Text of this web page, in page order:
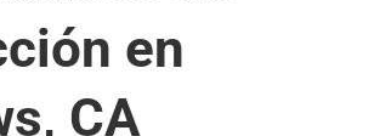
en
CA